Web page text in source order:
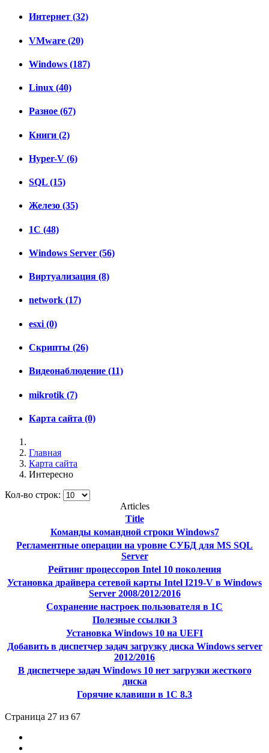
Интернет (32)
VMware (20)
Windows (187)
Linux (40)
Разное (67)
Книги (2)
Hyper-V (6)
SQL (15)
Железо (35)
1C (48)
Windows Server (56)
Виртуализация (8)
network (17)
esxi (0)
Скрипты (26)
Видеонаблюдение (11)
mikrotik (7)
Карта сайта (0)
Главная
Карта сайта
Интересно
Кол-во строк:
Articles
Title
Команды командной строки Windows7
Регламентные операции на уровне СУБД для MS SQL
Server
Рейтинг процессоров Intel 10 поколения
Установка драйвера сетевой карты Intel I219-V в Windows
Server 2008/2012/2016
Сохранение настроек пользователя в 1С
Полезные ссылки 3
Установка Windows 10 на UEFI
Добавить в диспетчер задач загрузку диска Windows server
2012/2016
В диспетчере задач Windows 10 нет загрузки жесткого
диска
Горячие клавиши в 1С 8.3
Страница 27 из 67